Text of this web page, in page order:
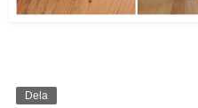
Dela